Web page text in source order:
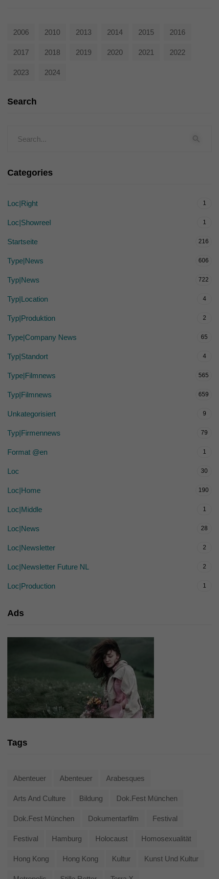
2006 2010 2013 2014 2015 2016
2017 2018 2019 2020 2021 2022
2023 2024
Search
Categories
Loc|Right 1
Loc|Showreel 1
Startseite 216
Type|News 606
Typ|News 722
Typ|Location 4
Typ|Produktion 2
Type|Company News 65
Typ|Standort 4
Type|Filmnews 565
Typ|Filmnews 659
Unkategorisiert 9
Typ|Firmennews 79
Format @en 1
Loc 30
Loc|Home 190
Loc|Middle 1
Loc|News 28
Loc|Newsletter 2
Loc|Newsletter Future NL 2
Loc|Production 1
Ads
Tags
Abenteuer Abenteuer Arabesques
Arts And Culture Bildung Dok.fest München
Dok.fest München Dokumentarfilm Festival
Festival Hamburg Holocaust Homosexualität
Hong Kong Hong Kong Kultur Kunst Und Kultur